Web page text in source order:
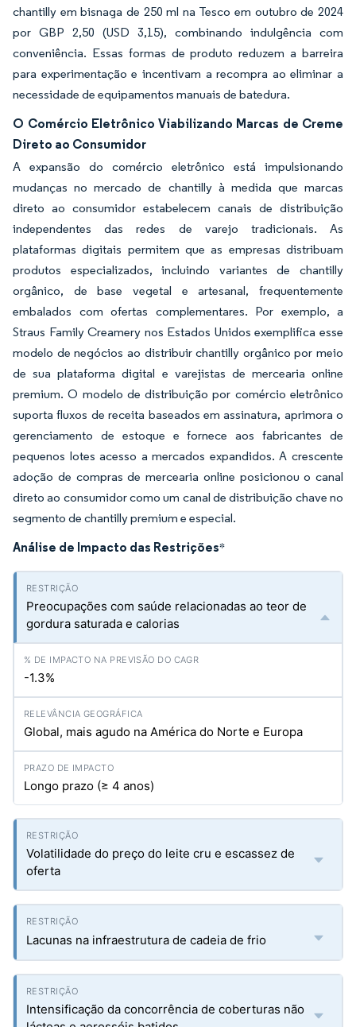
chantilly em bisnaga de 250 ml na Tesco em outubro de 2024
por GBP 2,50 (USD 3,15), combinando indulgência com
conveniência. Essas formas de produto reduzem a barreira
para experimentação e incentivam a recompra ao eliminar a
necessidade de equipamentos manuais de batedura.
O Comércio Eletrônico Viabilizando Marcas de Creme
Direto ao Consumidor
A expansão do comércio eletrônico está impulsionando
mudanças no mercado de chantilly à medida que marcas
direto ao consumidor estabelecem canais de distribuição
independentes das redes de varejo tradicionais. As
plataformas digitais permitem que as empresas distribuam
produtos especializados, incluindo variantes de chantilly
orgânico, de base vegetal e artesanal, frequentemente
embalados com ofertas complementares. Por exemplo, a
Straus Family Creamery nos Estados Unidos exemplifica esse
modelo de negócios ao distribuir chantilly orgânico por meio
de sua plataforma digital e varejistas de mercearia online
premium. O modelo de distribuição por comércio eletrônico
suporta fluxos de receita baseados em assinatura, aprimora o
gerenciamento de estoque e fornece aos fabricantes de
pequenos lotes acesso a mercados expandidos. A crescente
adoção de compras de mercearia online posicionou o canal
direto ao consumidor como um canal de distribuição chave no
segmento de chantilly premium e especial.
Análise de Impacto das Restrições*
Preocupações com saúde relacionadas ao teor de
gordura saturada e calorias
-1.3%
Global, mais agudo na América do Norte e Europa
Longo prazo (≥ 4 anos)
Volatilidade do preço do leite cru e escassez de
oferta
Lacunas na infraestrutura de cadeia de frio
Intensificação da concorrência de coberturas não